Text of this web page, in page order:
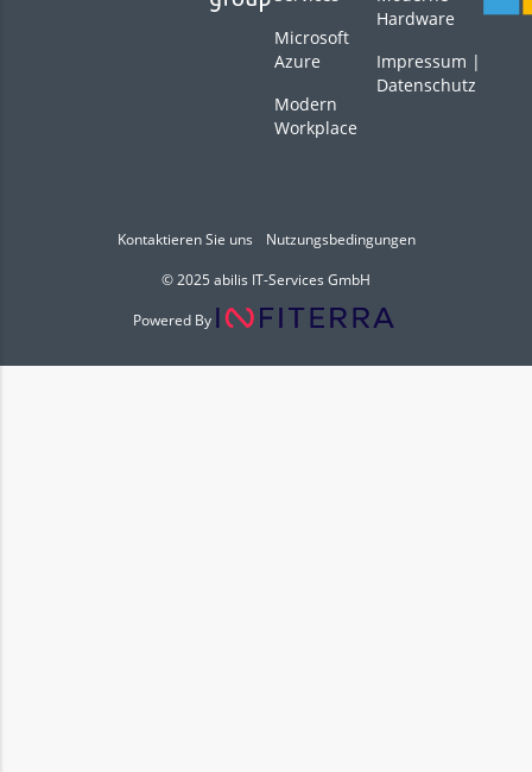
Microsoft
Azure
Modern
Workplace
Hardware
Impressum |
Datenschutz
Kontaktieren Sie uns
Nutzungsbedingungen
© 2025 abilis IT-Services GmbH
Powered By